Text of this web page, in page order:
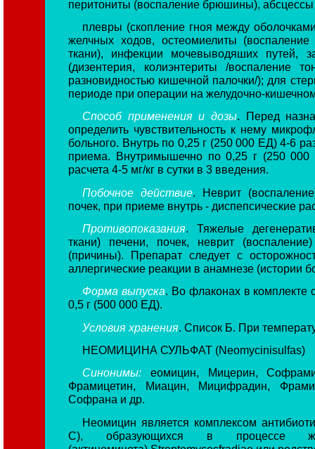
перитониты (воспаление брюшины), абсцессы
плевры (скопление гноя между
желчных ходов, остеомиелиты
ткани), инфекции мочевыводяших путей,
(дизентерия, колиэнтериты /воспаление
разновидностью кишечной палочки/); для
периоде при операции на желудочно-
Способ применения и дозы. Перед
определить чувствительность к нему
больного. Внутрь по 0,25 г (250 000 ЕД) 4-6
приема. Внутримышечно по 0,25 г (250
расчета 4-5 мг/кг в сутки в 3 введения.
Побочное действие. Неврит
почек, при приеме внутрь - диспепсические
Противопоказания. Тяжелые
ткани) печени, почек, неврит
(причины). Препарат следует с
аллергические реакции в анамнезе (истории
Форма выпуска. Во флаконах в комплекте
0,5 г (500 000 ЕД).
Условия хранения. Список Б. При
НЕОМИЦИНА СУЛЬФАТ (Neomycinisulfas)
Синонимы: еомицин, Мицерин,
Фрамицетин, Миацин, Мицифрадин,
Софрана и др.
Неомицин является комплексом
С), образующихся в процессе